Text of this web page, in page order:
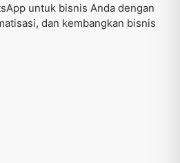
untuk bisnis Anda dengan
dan kembangkan bisnis